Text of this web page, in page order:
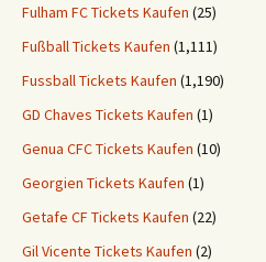
Fulham FC Tickets Kaufen (25)
Fußball Tickets Kaufen (1,111)
Fussball Tickets Kaufen (1,190)
GD Chaves Tickets Kaufen (1)
Genua CFC Tickets Kaufen (10)
Georgien Tickets Kaufen (1)
Getafe CF Tickets Kaufen (22)
Gil Vicente Tickets Kaufen (2)